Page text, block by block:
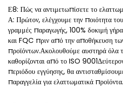
Ε8: Πώς να αντιμετωπίσετε το
Α: Πρώτον, ελέγχουμε την ποιότητα
γραμμές παραγωγής, 100% δοκιμή
και FQC πριν από την αποθήκευση
προϊόντων.Ακολουθούμε αυστηρά
καθορίζονται από το ISO
περιόδου εγγύησης, θα
παραγγελία για ελαττωματικά προϊόντα.